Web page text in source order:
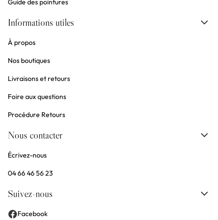
Guide des pointures
Informations utiles
À propos
Nos boutiques
Livraisons et retours
Foire aux questions
Procédure Retours
Nous contacter
Écrivez-nous
04 66 46 56 23
Suivez-nous
Facebook